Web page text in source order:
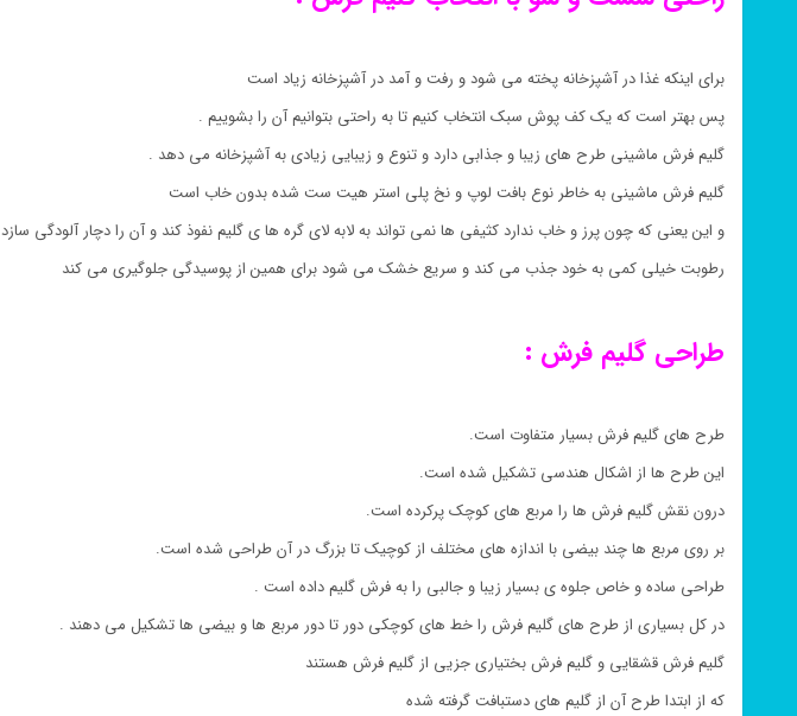
برای اینکه غذا در آشپزخانه پخته می شود و رفت و آمد در آشپزخانه زیاد است
پس بهتر است که یک کف پوش سبک انتخاب کنیم تا به راحتی بتوانیم آن را بشوییم .
گلیم فرش ماشینی طرح های زیبا و جذابی دارد و تنوع و زیبایی زیادی به آشپزخانه می دهد .
گلیم فرش ماشینی به خاطر نوع بافت لوپ و نخ پلی استر هیت ست شده بدون خاب است
و این یعنی که چون پرز و خاب ندارد کثیفی ها نمی تواند به لابه لای گره ها ی گلیم نفوذ کند و آن را دچار آلودگی سازد
رطوبت خیلی کمی به خود جذب می کند و سریع خشک می شود برای همین از پوسیدگی جلوگیری می کند
طراحی گلیم فرش :
طرح های گلیم فرش بسیار متفاوت است.
این طرح ها از اشکال هندسی تشکیل شده است.
درون نقش گلیم فرش ها را مربع های کوچک پرکرده است.
بر روی مربع ها چند بیضی با اندازه های مختلف از کوچیک تا بزرگ در آن طراحی شده است.
طراحی ساده و خاص جلوه ی بسیار زیبا و جالبی را به فرش گلیم داده است .
در کل بسیاری از طرح های گلیم فرش را خط های کوچکی دور تا دور مربع ها و بیضی ها تشکیل می دهند .
گلیم فرش قشقایی و گلیم فرش بختیاری جزیی از گلیم فرش هستند
که از ابتدا طرح آن از گلیم های دستبافت گرفته شده